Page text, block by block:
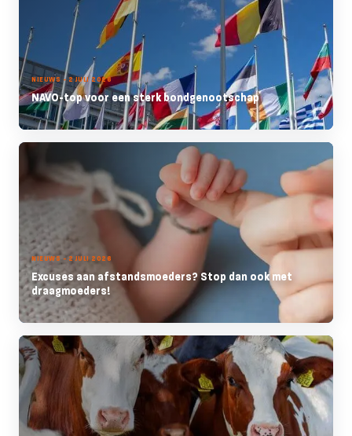
NIEUWS - 2 JULI 2026
NAVO-top voor een sterk bondgenootschap
NIEUWS - 2 JULI 2026
Excuses aan afstandsmoeders? Stop dan ook met
draagmoeders!